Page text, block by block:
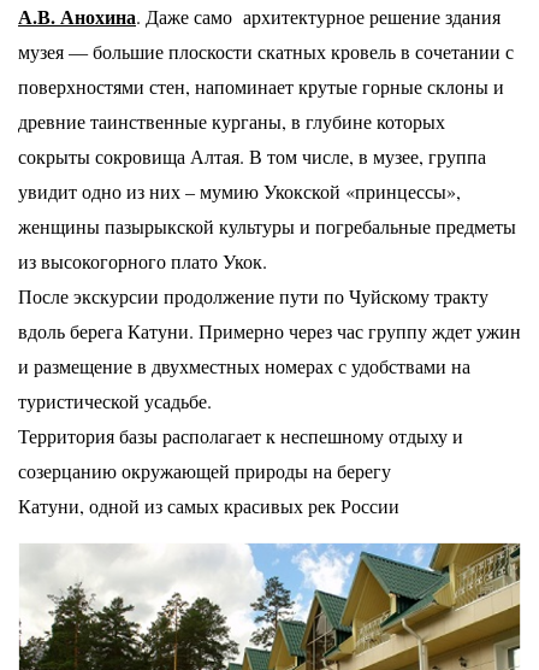
А.В. Анохина. Даже само архитектурное решение здания
музея — большиеплоскости скатных кровель в сочетании с
поверхностями стен, напоминает крутые горные склоны и
древние таинственные курганы, в глубине которых
сокрытысокровища Алтая. В том числе, в музее, группа
увидит одно из них – мумию Укокской «принцессы»,
женщины пазырыкской культуры и погребальные предметы
из высокогорного плато Укок.
После экскурсии продолжение пути по Чуйскому тракту
вдоль берега Катуни. Примерно через часгруппу ждет ужин
и размещение в двухместных номерах с удобствами на
туристической усадьбе.
Территория базы располагает к неспешному отдыху и
созерцанию окружающей природы на берегу
Катуни, одной из самых красивых рек России